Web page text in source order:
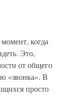
когда
Это,
от общего
«звонка». В
просто